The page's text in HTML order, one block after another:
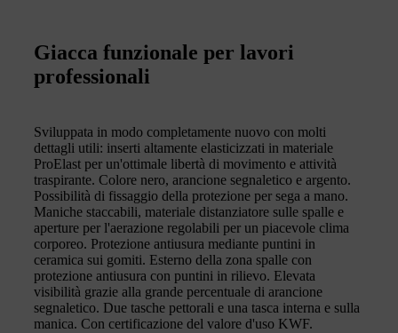
Giacca funzionale per lavori
professionali
Sviluppata in modo completamente nuovo con molti
dettagli utili: inserti altamente elasticizzati in materiale
ProElast per un'ottimale libertà di movimento e attività
traspirante. Colore nero, arancione segnaletico e argento.
Possibilità di fissaggio della protezione per sega a mano.
Maniche staccabili, materiale distanziatore sulle spalle e
aperture per l'aerazione regolabili per un piacevole clima
corporeo. Protezione antiusura mediante puntini in
ceramica sui gomiti. Esterno della zona spalle con
protezione antiusura con puntini in rilievo. Elevata
visibilità grazie alla grande percentuale di arancione
segnaletico. Due tasche pettorali e una tasca interna e sulla
manica. Con certificazione del valore d'uso KWF.